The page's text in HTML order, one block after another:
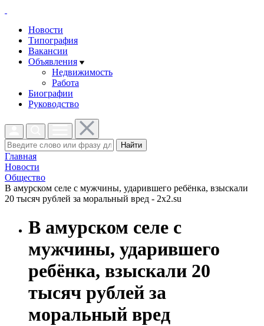
Новости
Типография
Вакансии
Объявления
Недвижимость
Работа
Биографии
Руководство
Найти
Главная
Новости
Общество
В амурском селе с мужчины, ударившего ребёнка, взыскали
20 тысяч рублей за моральный вред - 2x2.su
В амурском селе с
мужчины, ударившего
ребёнка, взыскали 20
тысяч рублей за
моральный вред